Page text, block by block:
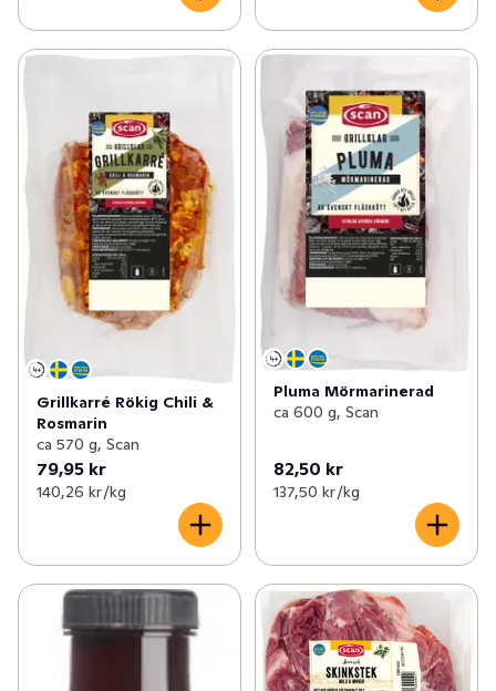
Grillkarré Rökig Chili &
Rosmarin
ca 570 g, Scan
79,95 kr
140,26 kr /kg
Pluma Mörmarinerad
ca 600 g, Scan
82,50 kr
137,50 kr /kg